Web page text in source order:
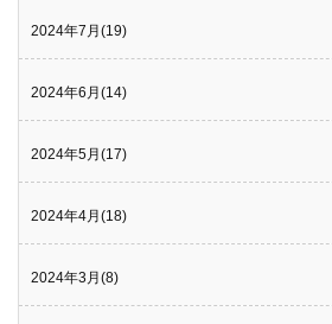
2024年7月(19)
2024年6月(14)
2024年5月(17)
2024年4月(18)
2024年3月(8)